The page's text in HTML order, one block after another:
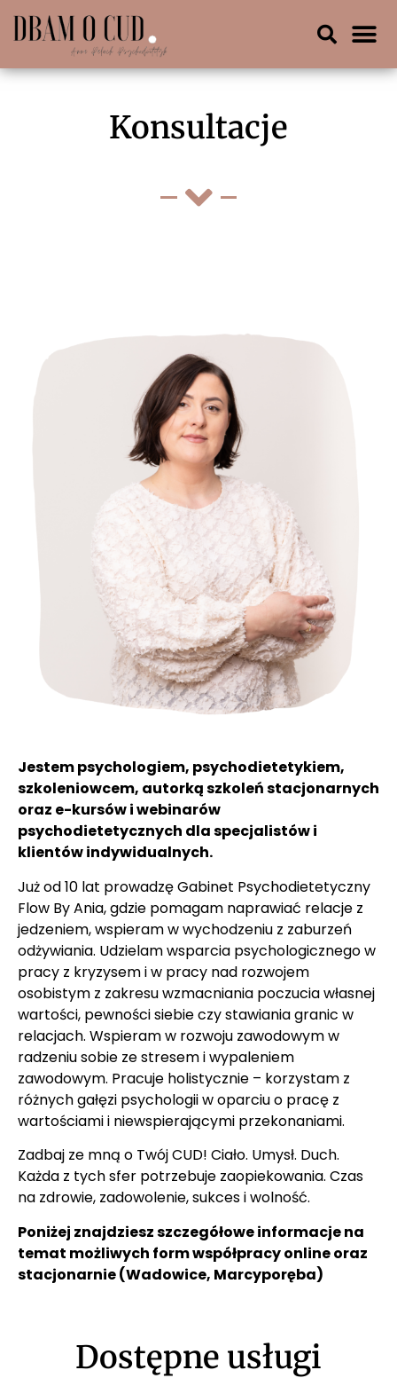
Konsultacje
Jestem psychologiem, psychodietetykiem,
szkoleniowcem, autorką szkoleń stacjonarnych
oraz e-kursów i webinarów
psychodietetycznych dla specjalistów i
klientów indywidualnych.
Już od 10 lat prowadzę Gabinet Psychodietetyczny
Flow By Ania, gdzie pomagam naprawiać relacje z
jedzeniem, wspieram w wychodzeniu z zaburzeń
odżywiania. Udzielam wsparcia psychologicznego w
pracy z kryzysem i w pracy nad rozwojem
osobistym z zakresu wzmacniania poczucia własnej
wartości, pewności siebie czy stawiania granic w
relacjach. Wspieram w rozwoju zawodowym w
radzeniu sobie ze stresem i wypaleniem
zawodowym. Pracuje holistycznie – korzystam z
różnych gałęzi psychologii w oparciu o pracę z
wartościami i niewspierającymi przekonaniami.
Zadbaj ze mną o Twój CUD! Ciało. Umysł. Duch.
Każda z tych sfer potrzebuje zaopiekowania. Czas
na zdrowie, zadowolenie, sukces i wolność.
Poniżej znajdziesz szczegółowe informacje na
temat możliwych form współpracy online oraz
stacjonarnie (Wadowice, Marcyporęba)
Dostępne usługi